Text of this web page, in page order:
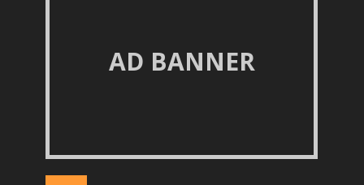
AD BANNER